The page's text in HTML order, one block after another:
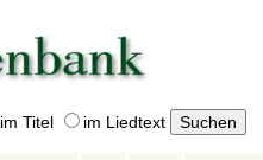
im Titel im Liedtext